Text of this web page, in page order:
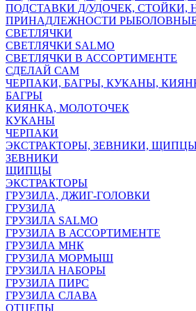
ПОДСТАВКИ Д/УДОЧЕК, СТОЙКИ,
ПРИНАДЛЕЖНОСТИ
СВЕТЛЯЧКИ
СВЕТЛЯЧКИ SALMO
СВЕТЛЯЧКИ В АССОРТИМЕНТЕ
СДЕЛАЙ САМ
ЧЕРПАКИ, БАГРЫ, КУКАНЫ,
БАГРЫ
КИЯНКА, МОЛОТОЧЕК
КУКАНЫ
ЧЕРПАКИ
ЭКСТРАКТОРЫ, ЗЕВНИКИ,
ЗЕВНИКИ
ЩИПЦЫ
ЭКСТРАКТОРЫ
ГРУЗИЛА, ДЖИГ-ГОЛОВКИ
ГРУЗИЛА
ГРУЗИЛА SALMO
ГРУЗИЛА В АССОРТИМЕНТЕ
ГРУЗИЛА МНК
ГРУЗИЛА МОРМЫШ
ГРУЗИЛА НАБОРЫ
ГРУЗИЛА ПИРС
ГРУЗИЛА СЛАВА
ОТЦЕПЫ